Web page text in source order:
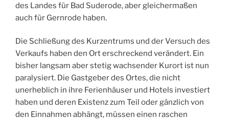
des Landes für Bad Suderode, aber gleichermaßen
auch für Gernrode haben.
Die Schließung des Kurzentrums und der Versuch des
Verkaufs haben den Ort erschreckend verändert. Ein
bisher langsam aber stetig wachsender Kurort ist nun
paralysiert. Die Gastgeber des Ortes, die nicht
unerheblich in ihre Ferienhäuser und Hotels investiert
haben und deren Existenz zum Teil oder gänzlich von
den Einnahmen abhängt, müssen einen raschen